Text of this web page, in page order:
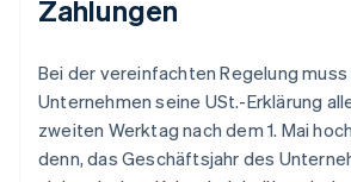
Zahlungen
Bei der vereinfachten Regelung muss
Unternehmen seine USt.-Erklärung
zweiten Werktag nach dem 1. Mai
denn, das Geschäftsjahr des